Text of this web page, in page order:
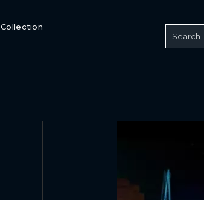
Collection